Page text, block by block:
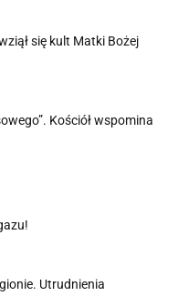
się kult Matki Bożej
Kościół wspomina
Utrudnienia